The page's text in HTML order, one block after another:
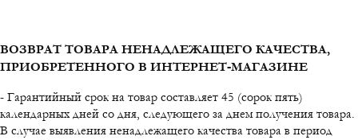
ВОЗВРАТ ТОВАРА НЕНАДЛЕЖАЩЕГО КАЧЕСТВА,
ПРИОБРЕТЕННОГО В ИНТЕРНЕТ-МАГАЗИНЕ
- Гарантийный срок на товар составляет 45 (сорок пять)
календарных дней со дня, следующего за днем получения товара.
В случае выявления ненадлежащего качества товара в период